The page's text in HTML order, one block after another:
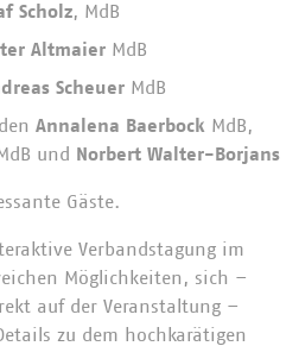
Scholz, MdB
Altmaier MdB
Scheuer MdB
Annalena Baerbock MdB,
und Norbert Walter-Borjans
Gäste.
Verbandstagung im
Möglichkeiten, sich –
auf der Veranstaltung –
zu dem hochkarätigen